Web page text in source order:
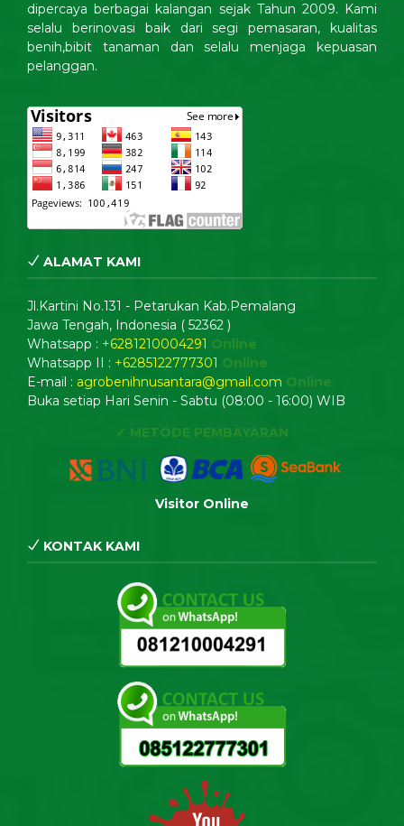
dipercaya berbagai kalangan sejak Tahun 2009. Kami
selalu berinovasi baik dari segi pemasaran, kualitas
benih,bibit tanaman dan selalu menjaga kepuasan
pelanggan.
ALAMAT KAMI
Jl.Kartini No.131 - Petarukan Kab.Pemalang
Jawa Tengah, Indonesia ( 52362 )
Whatsapp : +6281210004291 Online
Whatsapp II : +6285122777301 Online
E-mail : agrobenihnusantara@gmail.com Online
Buka setiap Hari Senin - Sabtu (08:00 - 16:00) WIB
✓ METODE PEMBAYARAN
Visitor Online
KONTAK KAMI